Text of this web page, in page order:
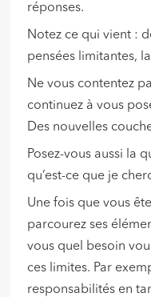
réponses.
Notez ce qui vient :
pensées limitantes,
Ne vous contentez
continuez à vous
Des nouvelles
Posez-vous aussi la
qu’est-ce que je
Une fois que vous
parcourez ses
vous quel besoin
ces limites. Par
responsabilités en